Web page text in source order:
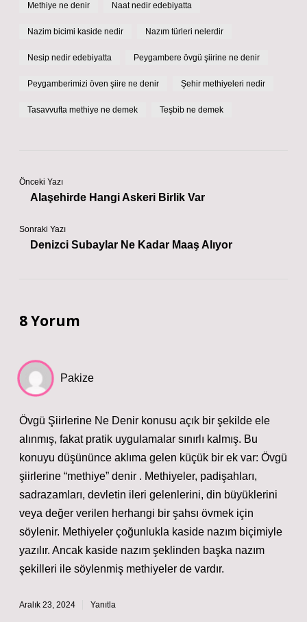
Methiye ne denir Naat nedir edebiyatta
Nazim bicimi kaside nedir Nazım türleri nelerdir
Nesip nedir edebiyatta Peygambere övgü şiirine ne denir
Peygamberimizi öven şiire ne denir Şehir methiyeleri nedir
Tasavvufta methiye ne demek Teşbib ne demek
Önceki Yazı
Alaşehirde Hangi Askeri Birlik Var
Sonraki Yazı
Denizci Subaylar Ne Kadar Maaş Alıyor
8 Yorum
Pakize
Övgü Şiirlerine Ne Denir konusu açık bir şekilde ele
alınmış, fakat pratik uygulamalar sınırlı kalmış. Bu
konuyu düşününce aklıma gelen küçük bir ek var: Övgü
şiirlerine “methiye” denir . Methiyeler, padişahları,
sadrazamları, devletin ileri gelenlerini, din büyüklerini
veya değer verilen herhangi bir şahsı övmek için
söylenir. Methiyeler çoğunlukla kaside nazım biçimiyle
yazılır. Ancak kaside nazım şeklinden başka nazım
şekilleri ile söylenmiş methiyeler de vardır.
Aralık 23, 2024 Yanıtla